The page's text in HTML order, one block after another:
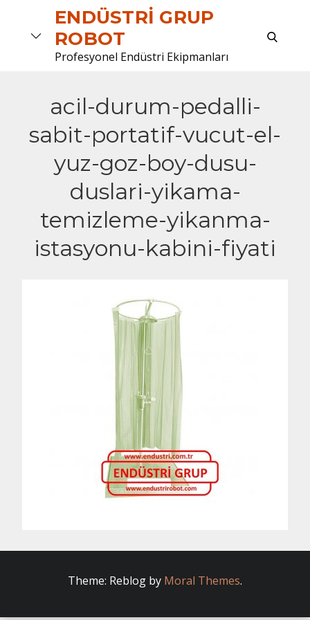
ENDÜSTRI GRUP
ROBOT
Profesyonel Endüstri Ekipmanları
search
acil-durum-pedalli-
sabit-portatif-vucut-el-
yuz-goz-boy-dusu-
duslari-yikama-
temizleme-yikanma-
istasyonu-kabini-fiyati
Theme: Reblog by Moral Themes.